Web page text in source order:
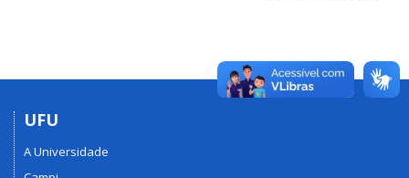
UFU
A Universidade